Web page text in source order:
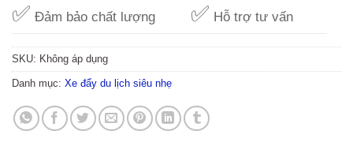
✅ Đảm bảo chất lượng ✅ Hỗ trợ tư vấn
SKU: Không áp dụng
Danh mục: Xe đẩy du lịch siêu nhẹ